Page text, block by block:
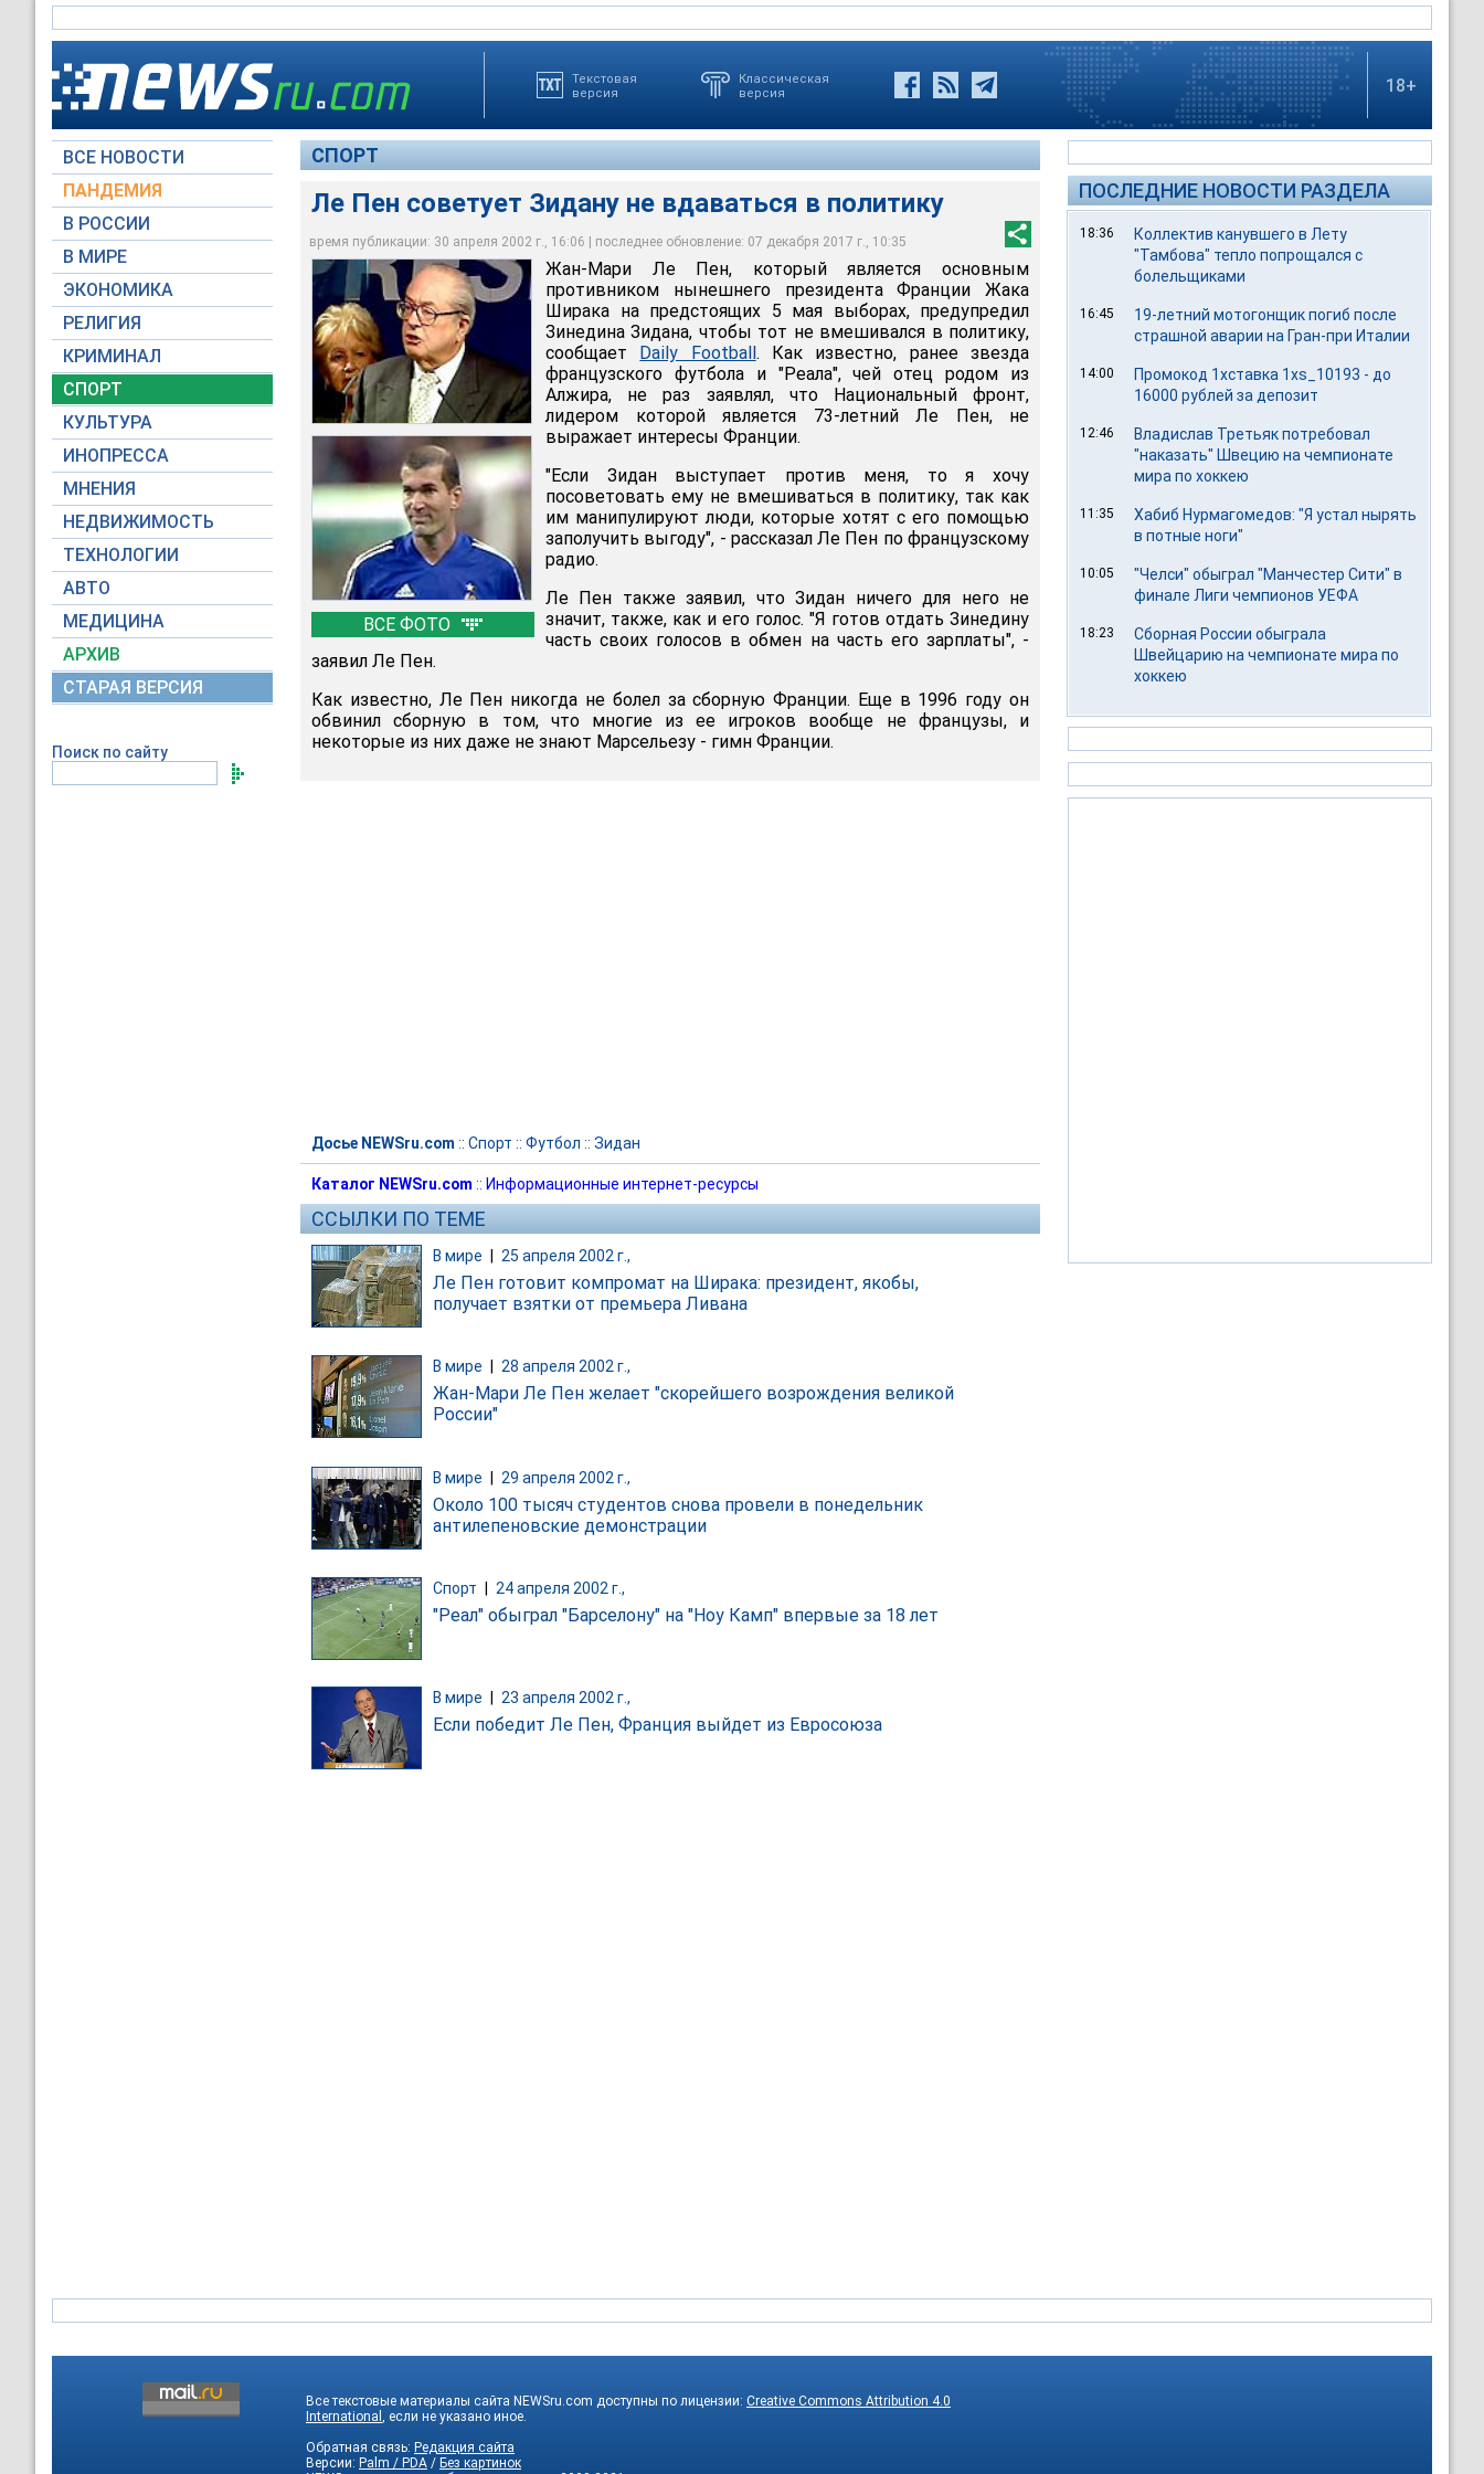
Текстовая
версия
Классическая
версия
18+
ВСЕ НОВОСТИ
ПАНДЕМИЯ
В РОССИИ
В МИРЕ
ЭКОНОМИКА
РЕЛИГИЯ
КРИМИНАЛ
СПОРТ
КУЛЬТУРА
ИНОПРЕССА
МНЕНИЯ
НЕДВИЖИМОСТЬ
ТЕХНОЛОГИИ
АВТО
МЕДИЦИНА
АРХИВ
СТАРАЯ ВЕРСИЯ
Поиск по сайту
СПОРТ
Ле Пен советует Зидану не вдаваться в политику
время публикации: 30 апреля 2002 г., 16:06 | последнее обновление: 07 декабря 2017 г., 10:35
ВСЕ ФОТО
Ле Пен советует Зидану не вдаваться в политику
Архив NTVRU.com
Ле Пен советует Зидану не вдаваться в политику
Архив NTVRU.com
Ле Пен советует Зидану не вдаваться в политику
Архив NTVRU.com
Ле Пен советует Зидану не вдаваться в политику
Архив NTVRU.com
Жан-Мари Ле Пен, который является основным
противником нынешнего президента Франции Жака
Ширака на предстоящих 5 мая выборах, предупредил
Зинедина Зидана, чтобы тот не вмешивался в политику,
сообщает Daily Football. Как известно, ранее звезда
французского футбола и "Реала", чей отец родом из
Алжира, не раз заявлял, что Национальный фронт,
лидером которой является 73-летний Ле Пен, не
выражает интересы Франции.
"Если Зидан выступает против меня, то я хочу
посоветовать ему не вмешиваться в политику, так как
им манипулируют люди, которые хотят с его помощью
заполучить выгоду", - рассказал Ле Пен по французскому
радио.
Ле Пен также заявил, что Зидан ничего для него не
значит, также, как и его голос. "Я готов отдать Зинедину
часть своих голосов в обмен на часть его зарплаты", -
заявил Ле Пен.
Как известно, Ле Пен никогда не болел за сборную Франции. Еще в 1996 году он
обвинил сборную в том, что многие из ее игроков вообще не французы, и
некоторые из них даже не знают Марсельезу - гимн Франции.
Досье NEWSru.com :: Спорт :: Футбол :: Зидан
Каталог NEWSru.com :: Информационные интернет-ресурсы
ССЫЛКИ ПО ТЕМЕ
В мире 25 апреля 2002 г.,
Ле Пен готовит компромат на Ширака: президент, якобы,
получает взятки от премьера Ливана
В мире 28 апреля 2002 г.,
Жан-Мари Ле Пен желает "скорейшего возрождения великой
России"
В мире | 29 апреля 2002 г.,
Около 100 тысяч студентов снова провели в понедельник
антилепеновские демонстрации
Спорт 24 апреля 2002 г.,
"Реал" обыграл "Барселону" на "Ноу Камп" впервые за 18 лет
В мире 23 апреля 2002 г.,
Если победит Ле Пен, Франция выйдет из Евросоюза
ПОСЛЕДНИЕ НОВОСТИ РАЗДЕЛА
18:36
Коллектив канувшего в Лету
"Тамбова" тепло попрощался с
болельщиками
16:45
19-летний мотогонщик погиб после
страшной аварии на Гран-при Италии
14:00
Промокод 1хставка 1xs_10193 - до
16000 рублей за депозит
12:46
Владислав Третьяк потребовал
"наказать" Швецию на чемпионате
мира по хоккею
11:35
Хабиб Нурмагомедов: "Я устал нырять
в потные ноги"
10:05
"Челси" обыграл "Манчестер Сити" в
финале Лиги чемпионов УЕФА
18:23
Сборная России обыграла
Швейцарию на чемпионате мира по
хоккею
Все текстовые материалы сайта NEWSru.com доступны по лицензии: Creative Commons Attribution 4.0
International
, если не указано иное.
Обратная связь: Редакция сайта
Версии: Palm / PDA / Без картинок